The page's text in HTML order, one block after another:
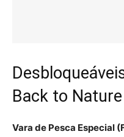
Back to Nature
Vara de Pesca Especial